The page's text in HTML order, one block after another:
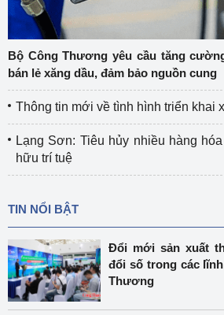
Bộ Công Thương yêu cầu tăng
bán lẻ xăng dầu, đảm bảo nguồn cung
Thông tin mới về tình hình triển khai
Lạng Sơn: Tiêu hủy nhiều hàng
hữu trí tuệ
TIN NỔI BẬT
Đổi mới sản xuất
đổi số trong các
Thương